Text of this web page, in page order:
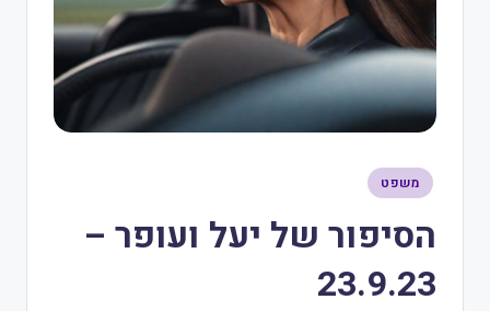
משפט
הסיפור של יעל ועופר –
23.9.23